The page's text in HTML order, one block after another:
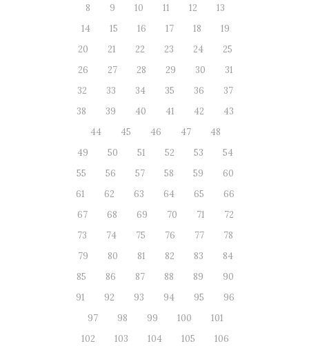
8
9 10 11 12
13
14
15 16 17 18
19
20
21 22 23 24
25
26
27 28 29 30
31
32
33 34 35 36
37
38
39 40 41 42
43
44
45 46 47
48
49
50 51 52 53
54
55
56 57 58 59
60
61
62 63 64 65
66
67
68 69 70 71
72
73
74 75 76 77
78
79
80 81 82 83
84
85
86 87 88 89
90
91
92 93 94 95
96
97
98 99 100
101
102
103 104 105
106